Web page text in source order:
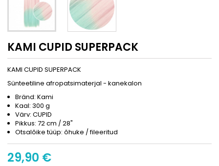
KAMI CUPID SUPERPACK
KAMI CUPID SUPERPACK
Sünteetiline afropatsimaterjal - kanekalon
Bränd: Kami
Kaal: 300 g
Värv: CUPID
Pikkus: 72 cm / 28"
Otsalõike tüüp: õhuke / fileeritud
29,90 €